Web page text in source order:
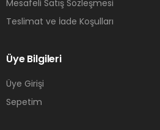
Mesafeli Satış Sözleşmesi
Teslimat ve İade Koşulları
Üye Bilgileri
Üye Girişi
Sepetim